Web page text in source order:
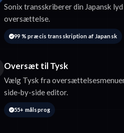
Sonix transskriberer din Japansk
oversættelse.
99 % præcis transskription af Japansk
Oversæt til Tysk
Vælg Tysk fra
side-by-side editor.
55+ målsprog